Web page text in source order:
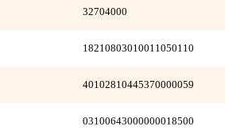
32704000
18210803010011050110
40102810445370000059
03100643000000018500